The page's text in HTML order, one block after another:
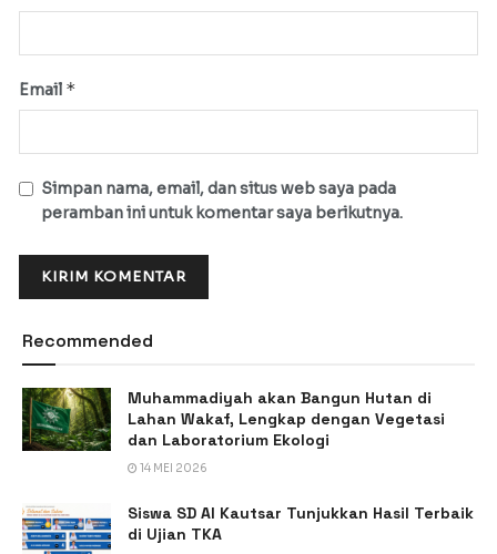
Email *
Simpan nama, email, dan situs web saya pada
peramban ini untuk komentar saya berikutnya.
Recommended
Muhammadiyah akan Bangun Hutan di
Lahan Wakaf, Lengkap dengan Vegetasi
dan Laboratorium Ekologi
14 MEI 2026
Siswa SD Al Kautsar Tunjukkan Hasil Terbaik
di Ujian TKA